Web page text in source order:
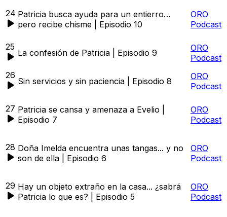
24 Patricia busca ayuda para un entierro…
pero recibe chisme | Episodio 10
ORO
Podcast
25
La confesión de Patricia | Episodio 9
ORO
Podcast
26
Sin servicios y sin paciencia | Episodio 8
ORO
Podcast
27 Patricia se cansa y amenaza a Evelio |
Episodio 7
ORO
Podcast
28 Doña Imelda encuentra unas tangas... y no
son de ella | Episodio 6
ORO
Podcast
29 Hay un objeto extraño en la casa... ¿sabrá
Patricia lo que es? | Episodio 5
ORO
Podcast